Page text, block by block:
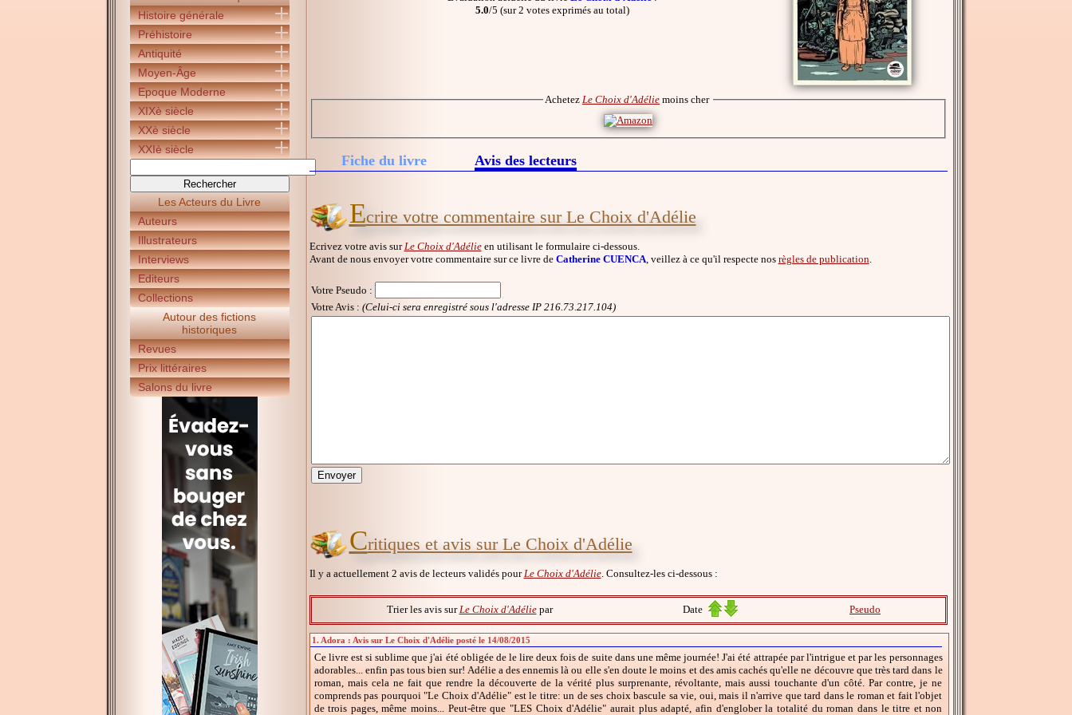
Histoire générale
Préhistoire
Antiquité
Moyen-Âge
Epoque Moderne
XIXè siècle
XXè siècle
XXIè siècle
Les Acteurs du Livre
Auteurs
Illustrateurs
Interviews
Editeurs
Collections
Autour des fictions
historiques
Revues
Prix littéraires
Salons du livre
5.0/5 (sur 2 votes exprimés au total)
Achetez Le Choix d'Adélie moins cher
Fiche du livre Avis des lecteurs
Ecrire votre commentaire sur Le Choix d'Adélie
Ecrivez votre avis sur Le Choix d'Adélieen utilisant le formulaire ci-dessous.
Avant de nous envoyer votre commentaire sur ce livre de Catherine CUENCA, veillez à ce qu'il respecte nos règles de publication
Votre Pseudo :
Votre Avis : (Celui-ci sera enregistré sous l'adresse IP 216.73.217.104)
Critiques et avis sur Le Choix d'Adélie
Il y a actuellement 2 avis de lecteurs validés pourLe Choix d'Adélie. Consultez-les ci-dessous :
Trier les avis sur Le Choix d'Adéliepar Date Pseudo
1. Adora : Avis sur Le Choix d'Adélie posté le 14/08/2015
Ce livre est si sublime que j'ai été obligée de le lire deux fois de suite dans une même journée! J'ai été attrapée par l'intrigue et par les personnages
adorables... enfin pas tous bien sur! Adélie a des ennemis là ou elle s'en doute le moins et des amis cachés qu'elle ne découvre que très tard dans le
roman, mais cela ne fait que rendre la découverte de la vérité plus surprenante, révoltante, mais aussi touchante d'un côté. Par contre, je ne
comprends pas pourquoi "Le Choix d'Adélie" est le titre: un de ses choix bascule sa vie, oui, mais il n'arrive que tard dans le roman et fait l'objet
de trois pages, même moins... Peut-être que "LES Choix d'Adélie" aurait plus adapté, afin d'englober la totalité du roman dans le titre et non